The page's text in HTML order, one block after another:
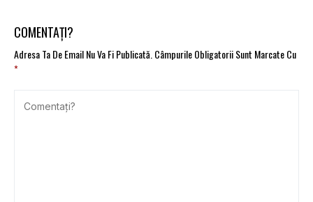
COMENTAȚI?
Adresa Ta De Email Nu Va Fi Publicată. Câmpurile Obligatorii Sunt Marcate Cu
*